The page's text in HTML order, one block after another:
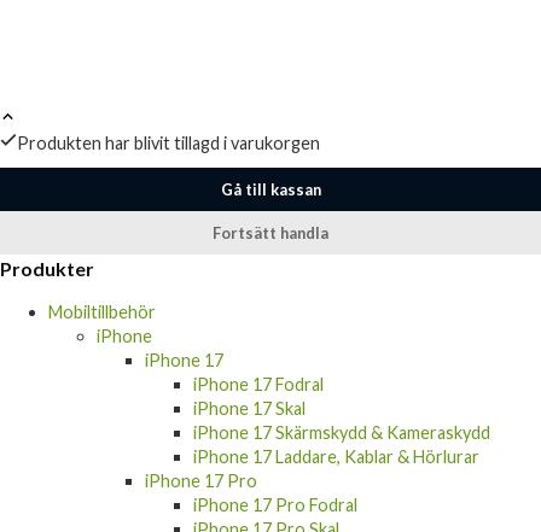
Produkten har blivit tillagd i varukorgen
Gå till kassan
Fortsätt handla
Produkter
Mobiltillbehör
iPhone
iPhone 17
iPhone 17 Fodral
iPhone 17 Skal
iPhone 17 Skärmskydd & Kameraskydd
iPhone 17 Laddare, Kablar & Hörlurar
iPhone 17 Pro
iPhone 17 Pro Fodral